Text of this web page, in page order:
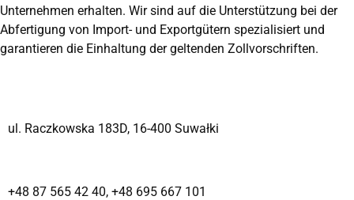
Unternehmen erhalten. Wir sind auf die Unterstützung bei der
Abfertigung von Import- und Exportgütern spezialisiert und
garantieren die Einhaltung der geltenden Zollvorschriften.
ul. Raczkowska 183D, 16-400 Suwałki
+48 87 565 42 40, +48 695 667 101